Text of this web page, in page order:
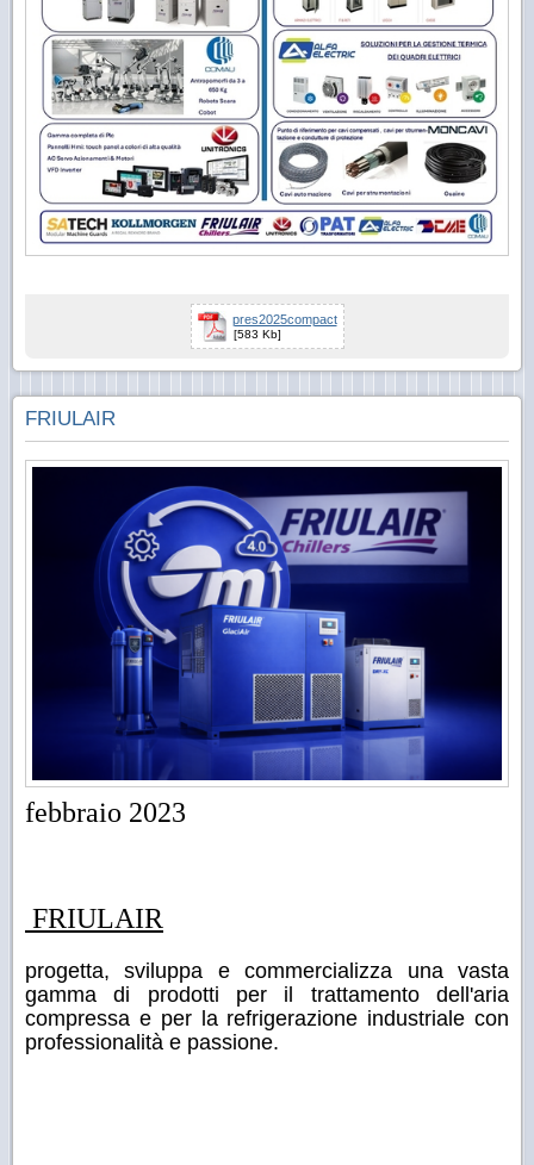
pres2025compact
[583 Kb]
FRIULAIR
febbraio 2023
FRIULAIR
progetta, sviluppa e commercializza una vasta
gamma di prodotti per il trattamento dell'aria
compressa e per la refrigerazione industriale con
professionalità e passione.